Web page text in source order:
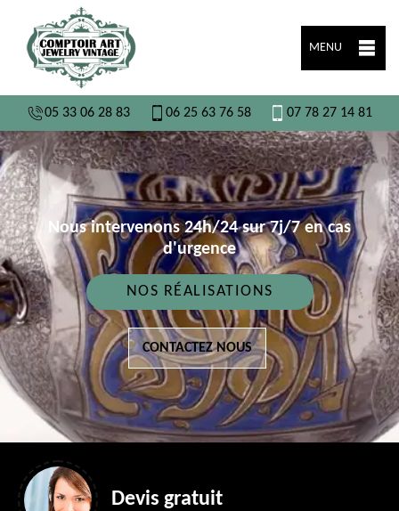
MENU
05 33 06 28 83 06 25 63 76 58 07 78 27 14 81
Nous intervenons 24h/24 sur 7j/7 en cas
d'urgence
NOS RÉALISATIONS
CONTACTEZ NOUS
Devis gratuit